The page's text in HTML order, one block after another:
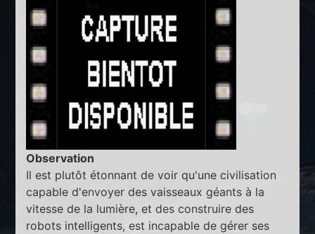
Observation
Il est plutôt étonnant de voir qu'une civilisation
capable d'envoyer des vaisseaux géants à la
vitesse de la lumière, et des construire des
robots intelligents, est incapable de gérer ses